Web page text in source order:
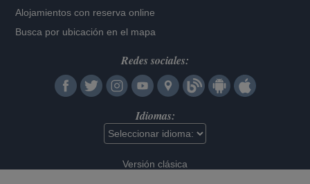
Alojamientos con reserva online
Busca por ubicación en el mapa
Redes sociales:
Idiomas:
Versión clásica